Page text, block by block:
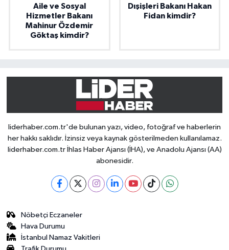
Aile ve Sosyal
Hizmetler Bakanı
Mahinur Özdemir
Göktaş kimdir?
Dışişleri Bakanı Hakan
Fidan kimdir?
liderhaber.com.tr'de bulunan yazı, video, fotoğraf ve haberlerin
her hakkı saklıdır. İzinsiz veya kaynak gösterilmeden kullanılamaz.
liderhaber.com.tr İhlas Haber Ajansı (İHA), ve Anadolu Ajansı (AA)
abonesidir.
Nöbetçi Eczaneler
Hava Durumu
İstanbul Namaz Vakitleri